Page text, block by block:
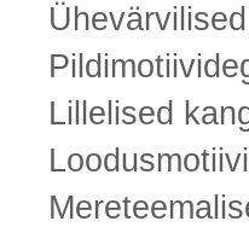
Lillelised